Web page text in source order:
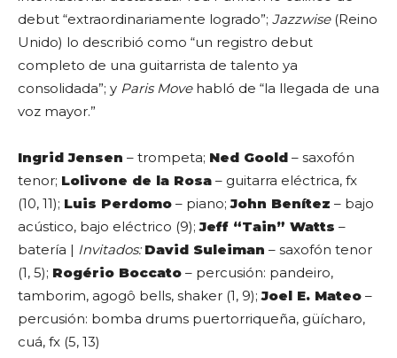
debut “extraordinariamente logrado”; Jazzwise(Reino
Unido) lo describió como “un registro debut
completo de una guitarrista de talento ya
consolidada”; y Paris Movehabló de “la llegada de una
voz mayor.”
Ingrid Jensen – trompeta; Ned Goold – saxofón
tenor; Lolivone de la Rosa – guitarra eléctrica, fx
(10, 11); Luis Perdomo – piano;John Benítez – bajo
acústico, bajo eléctrico (9);Jeff “Tain” Watts –
batería | Invitados: David Suleiman – saxofón tenor
(1, 5); Rogério Boccato – percusión: pandeiro,
tamborim, agogô bells, shaker (1, 9);Joel E. Mateo –
percusión: bomba drums puertorriqueña, güícharo,
cuá, fx (5, 13)